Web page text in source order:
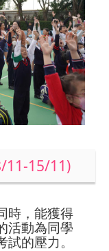
11-15/11)
時，能獲得
活動為同學
的壓力。